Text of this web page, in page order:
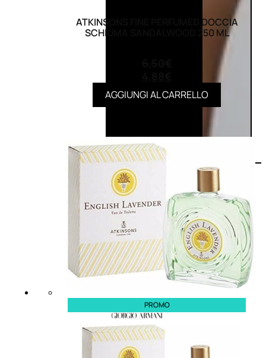
ATKINSONS FINE PERFUMED DOCCIA
SCHIUMA SANDALWOOD 250 ML
AGGIUNGI AL CARRELLO
PROMO